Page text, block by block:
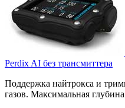
Perdix AI без трансмиттера
Поддержка найтрокса и
газов. Максимальная